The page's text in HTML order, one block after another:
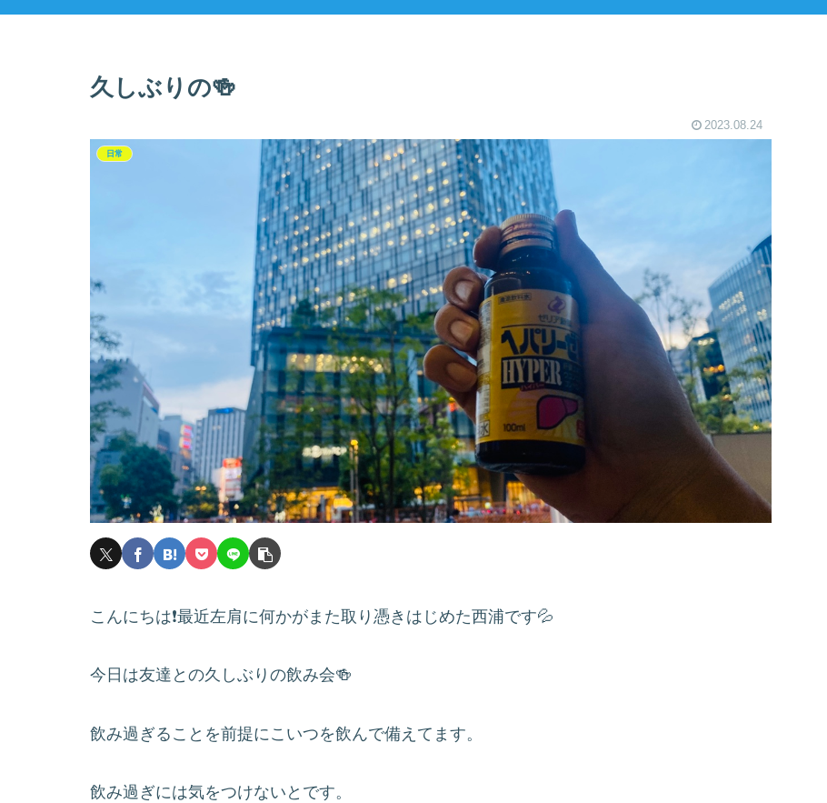
久しぶりの🍻
2023.08.24
日常
こんにちは❗️最近左肩に何かがまた取り憑きはじめた西浦です💦
今日は友達との久しぶりの飲み会🍻
飲み過ぎることを前提にこいつを飲んで備えてます。
飲み過ぎには気をつけないとです。